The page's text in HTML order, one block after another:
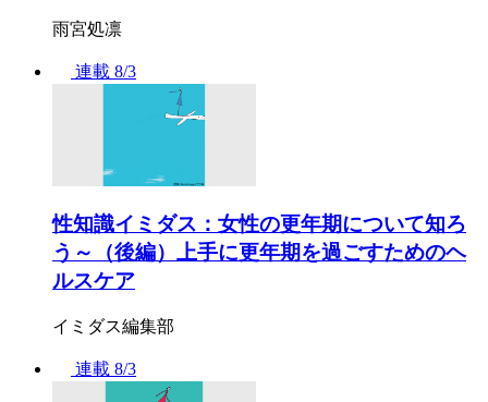
雨宮処凛
連載 8/3
性知識イミダス：女性の更年期について知ろ
う～（後編）上手に更年期を過ごすためのヘ
ルスケア
イミダス編集部
連載 8/3